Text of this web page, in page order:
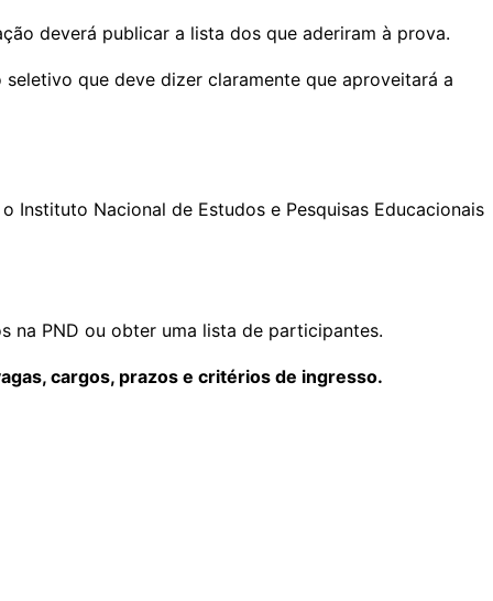
deverá publicar a lista dos que aderiram à prova.
que deve dizer claramente que aproveitará a
Instituto Nacional de Estudos e Pesquisas Educacionais
na PND ou obter uma lista de participantes.
cargos, prazos e critérios de ingresso.